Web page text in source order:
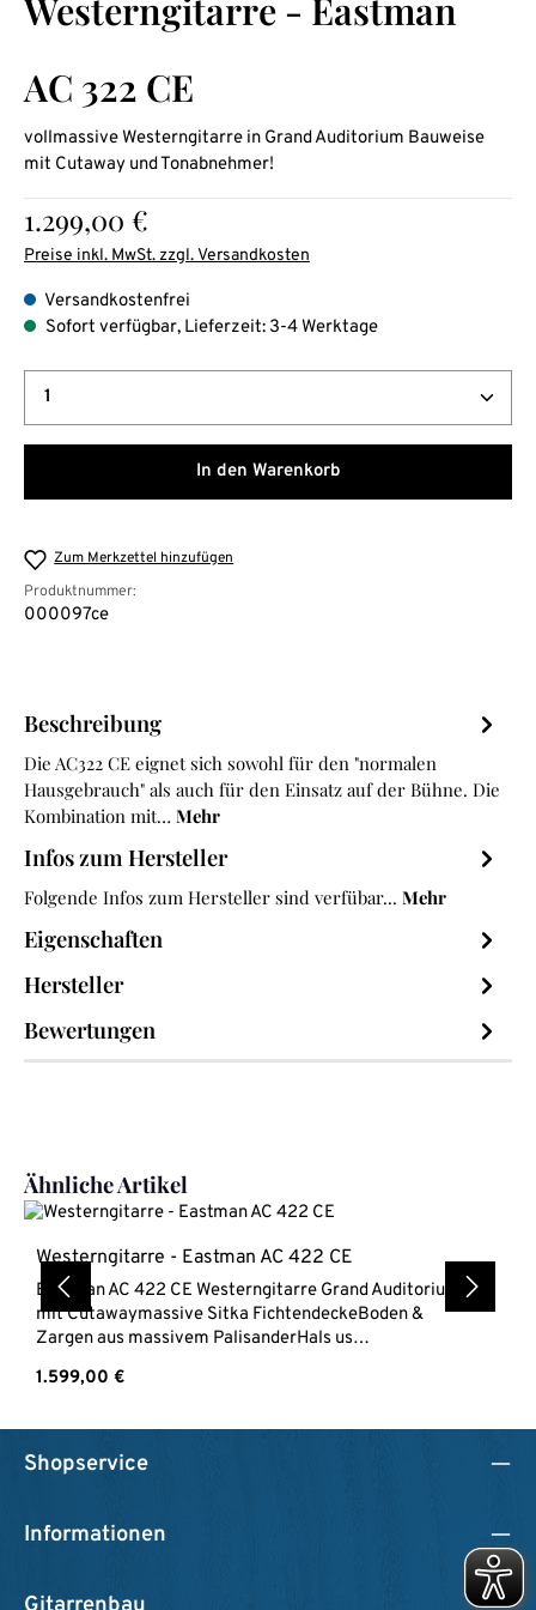
Westerngitarre - Eastman
AC 322 CE
vollmassive Westerngitarre in Grand Auditorium Bauweise
mit Cutaway und Tonabnehmer!
Regulärer Preis:
1.299,00 €
Preise inkl. MwSt. zzgl. Versandkosten
Versandkostenfrei
Sofort verfügbar, Lieferzeit: 3-4 Werktage
Produkt Anzahl: Gib den gewünschten Wert ein
In den Warenkorb
Zum Merkzettel hinzufügen
Produktnummer:
000097ce
Beschreibung
Die AC322 CE eignet sich sowohl für den "normalen
Hausgebrauch" als auch für den Einsatz auf der Bühne. Die
Kombination mit… Mehr
Infos zum Hersteller
Folgende Infos zum Hersteller sind verfübar... Mehr
Eigenschaften
Hersteller
Bewertungen
Produktgalerie überspringen
Ähnliche Artikel
Westerngitarre - Eastman AC 422 CE
Eastman AC 422 CE Westerngitarre Grand Auditorium
mit Cutawaymassive Sitka FichtendeckeBoden &
Zargen aus massivem PalisanderHals us
mmMensur 645 mmTonabnehmer L.R. Baggs Element
hochglanzInklusive Hartschalenkoffer
Regulärer Preis:
1.599,00 €
Shopservice
Informationen